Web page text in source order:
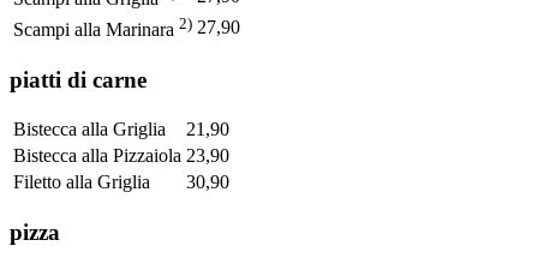
Scampi alla Marinara 2) 27,90
piatti di carne
Bistecca alla Griglia
21,90
Bistecca alla Pizzaiola 23,90
Filetto alla Griglia
30,90
pizza